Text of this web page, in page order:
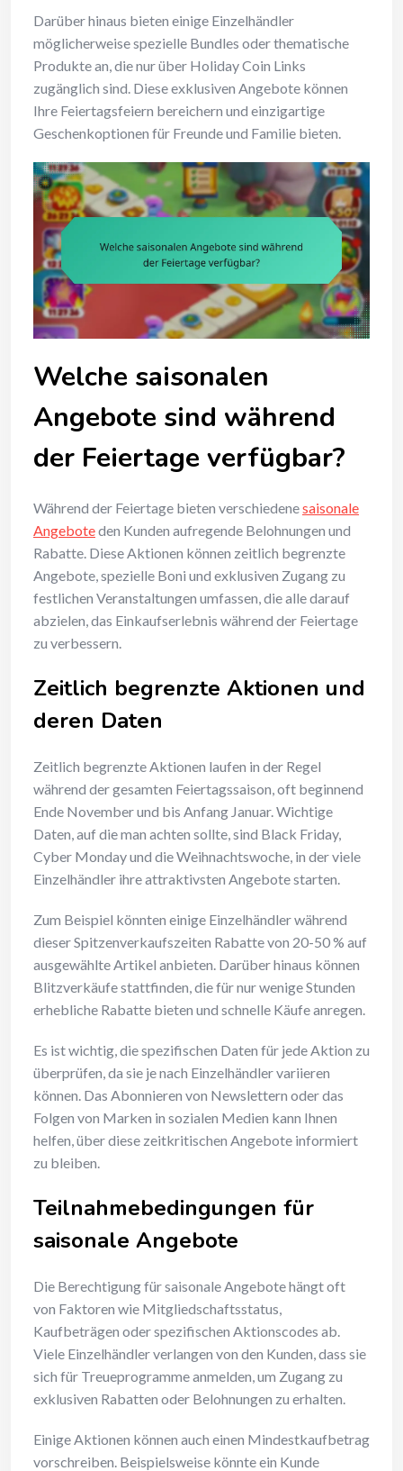
Darüber hinaus bieten einige Einzelhändler
möglicherweise spezielle Bundles oder thematische
Produkte an, die nur über Holiday Coin Links
zugänglich sind. Diese exklusiven Angebote können
Ihre Feiertagsfeiern bereichern und einzigartige
Geschenkoptionen für Freunde und Familie bieten.
Welche saisonalen
Angebote sind während
der Feiertage verfügbar?
Während der Feiertage bieten verschiedenesaisonale
Angeboteden Kunden aufregende Belohnungen und
Rabatte. Diese Aktionen können zeitlich begrenzte
Angebote, spezielle Boni und exklusiven Zugang zu
festlichen Veranstaltungen umfassen, die alle darauf
abzielen, das Einkaufserlebnis während der Feiertage
zu verbessern.
Zeitlich begrenzte Aktionen und
deren Daten
Zeitlich begrenzte Aktionen laufen in der Regel
während der gesamten Feiertagssaison, oft beginnend
Ende November und bis Anfang Januar. Wichtige
Daten, auf die man achten sollte, sind Black Friday,
Cyber Monday und die Weihnachtswoche, in der viele
Einzelhändler ihre attraktivsten Angebote starten.
Zum Beispiel könnten einige Einzelhändler während
dieser Spitzenverkaufszeiten Rabatte von 20-50 % auf
ausgewählte Artikel anbieten. Darüber hinaus können
Blitzverkäufe stattfinden, die für nur wenige Stunden
erhebliche Rabatte bieten und schnelle Käufe anregen.
Es ist wichtig, die spezifischen Daten für jede Aktion zu
überprüfen, da sie je nach Einzelhändler variieren
können. Das Abonnieren von Newslettern oder das
Folgen von Marken in sozialen Medien kann Ihnen
helfen, über diese zeitkritischen Angebote informiert
zu bleiben.
Teilnahmebedingungen für
saisonale Angebote
Die Berechtigung für saisonale Angebote hängt oft
von Faktoren wie Mitgliedschaftsstatus,
Kaufbeträgen oder spezifischen Aktionscodes ab.
Viele Einzelhändler verlangen von den Kunden, dass sie
sich für Treueprogramme anmelden, um Zugang zu
exklusiven Rabatten oder Belohnungen zu erhalten.
Einige Aktionen können auch einen Mindestkaufbetrag
vorschreiben. Beispielsweise könnte ein Kunde